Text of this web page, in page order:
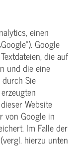
einen
Google
die auf
und die eine
Sie
Website
von Google in
Im Falle der
hierzu unten